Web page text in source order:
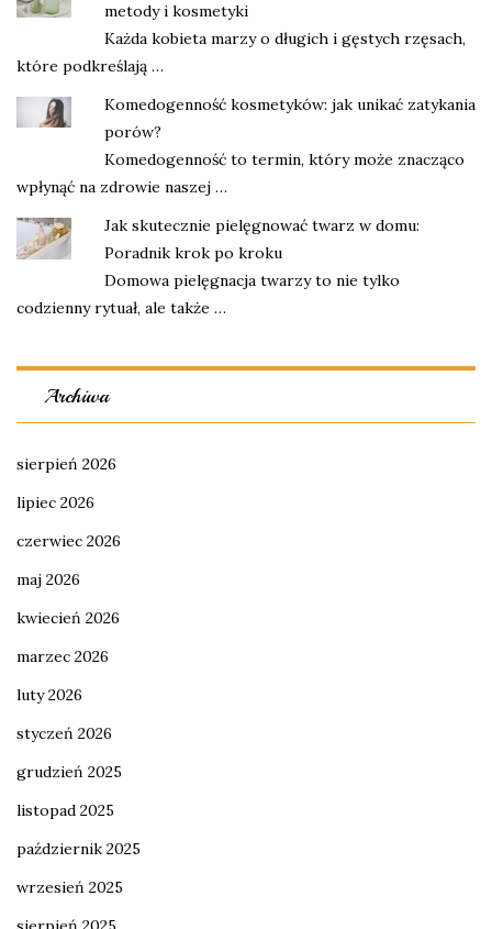
metody i kosmetyki
Każda kobieta marzy o długich i gęstych rzęsach,
które podkreślają …
Komedogenność kosmetyków: jak unikać zatykania
porów?
Komedogenność to termin, który może znacząco
wpłynąć na zdrowie naszej …
Jak skutecznie pielęgnować twarz w domu:
Poradnik krok po kroku
Domowa pielęgnacja twarzy to nie tylko
codzienny rytuał, ale także …
Archiwa
sierpień 2026
lipiec 2026
czerwiec 2026
maj 2026
kwiecień 2026
marzec 2026
luty 2026
styczeń 2026
grudzień 2025
listopad 2025
październik 2025
wrzesień 2025